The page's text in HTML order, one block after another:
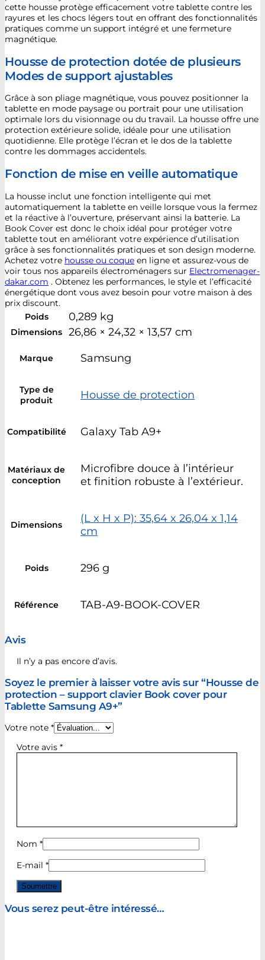
cette housse protège efficacement votre tablette contre les
rayures et les chocs légers tout en offrant des fonctionnalités
pratiques comme un support intégré et une fermeture
magnétique.
Housse de protection dotée de plusieurs
Modes de support ajustables
Grâce à son pliage magnétique, vous pouvez positionner la
tablette en mode paysage ou portrait pour une utilisation
optimale lors du visionnage ou du travail. La housse offre une
protection extérieure solide, idéale pour une utilisation
quotidienne. Elle protège l’écran et le dos de la tablette
contre les dommages accidentels.
Fonction de mise en veille automatique
La housse inclut une fonction intelligente qui met
automatiquement la tablette en veille lorsque vous la fermez
et la réactive à l’ouverture, préservant ainsi la batterie. La
Book Cover est donc le choix idéal pour protéger votre
tablette tout en améliorant votre expérience d’utilisation
grâce à ses fonctionnalités pratiques et son design moderne.
Achetez votre housse ou coque en ligne et assurez-vous de
voir tous nos appareils électroménagers sur Electromenager-
dakar.com . Obtenez les performances, le style et l’efficacité
énergétique dont vous avez besoin pour votre maison à des
prix discount.
Poids
0,289 kg
Dimensions 26,86 × 24,32 × 13,57 cm
Marque Samsung
Type de
produit
Housse de protection
Compatibilité Galaxy Tab A9+
Matériaux de
conception
Microfibre douce à l’intérieur
et finition robuste à l’extérieur.
Dimensions
(L x H x P): 35,64 x 26,04 x 1,14
cm
Poids 296 g
Référence TAB-A9-BOOK-COVER
Avis
Il n’y a pas encore d’avis.
Soyez le premier à laisser votre avis sur “Housse de
protection – support clavier Book cover pour
Tablette Samsung A9+”
Votre note *
Votre avis *
Nom *
E-mail *
Vous serez peut-être intéressé…